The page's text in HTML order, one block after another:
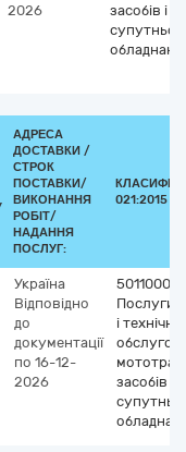
2026
засобів і
АДРЕСА
ДОСТАВКИ /
СТРОК
ПОСТАВКИ/
ВИКОНАННЯ
РОБІТ/
НАДАННЯ
ПОСЛУГ:
021:2015
Україна
Відповідно
до
документації
по 16-12-
2026
Послуги
і
засобів і